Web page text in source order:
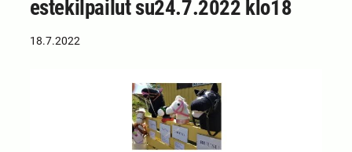
estekilpailut su24.7.2022 klo18
18.7.2022